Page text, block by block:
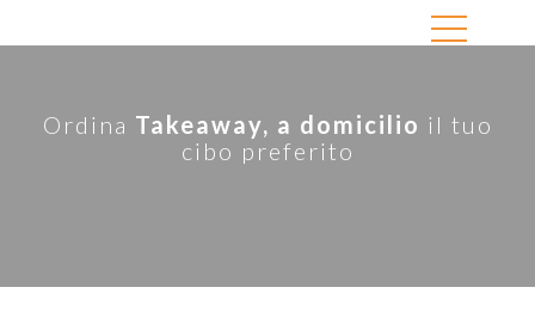
Ordina Takeaway, a domicilio il tuo
cibo preferito